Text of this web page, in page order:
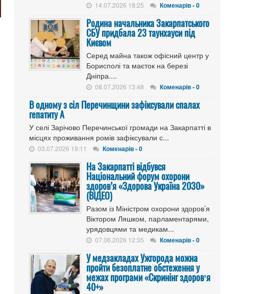
14.07.2026 18:25 Коменарів - 0
Родина начальника Закарпатського
СБУ придбала 23 таунхауси під
Києвом
Серед майна також офісний центр у
Борисполі та маєток на березі
Дніпра....
08.07.2026 13:48 Коменарів - 0
В одному з сіл Перечинщини зафіксували спалах
гепатиту А
У селі Зарічово Перечинської громади на Закарпатті в
місцях проживання ромів зафіксували с...
03.07.2026 19:11 Коменарів - 0
На Закарпатті відбувся
Національний форум охорони
здоров’я «Здорова Україна 2030»
(ВІДЕО)
Разом із Міністром охорони здоров’я
Віктором Ляшком, парламентарями,
урядовцями та медикам...
07.06.2026 12:35 Коменарів - 0
У медзакладах Ужгорода можна
пройти безоплатне обстеження у
межах програми «Скринінг здоровʼя
40+»